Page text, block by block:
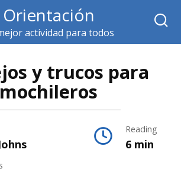
Orientación
actividad para todos
y trucos para
mochileros
Reading
6 min